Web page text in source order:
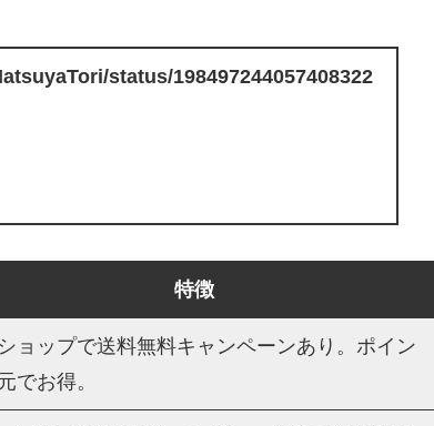
status/198497244057408322
特徴
ョップで送料無料キャンペーンあり。ポイン
でお得。